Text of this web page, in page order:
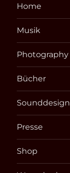
Home
Musik
Photography
Bücher
Sounddesign
Presse
Shop